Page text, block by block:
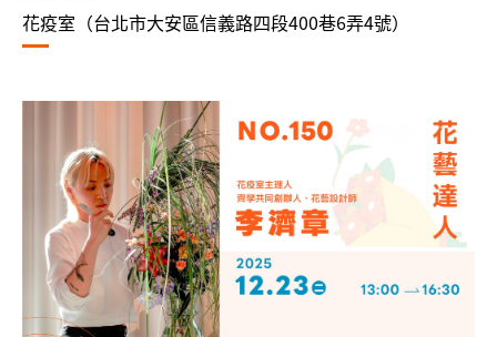
花疫室（台北市大安區信義路四段400巷6弄4號）